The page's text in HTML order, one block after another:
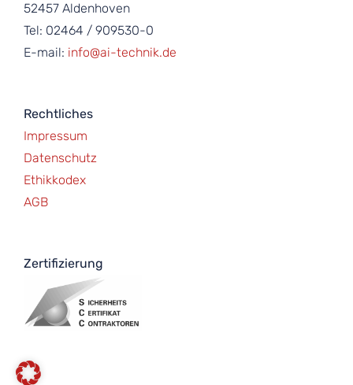
52457 Aldenhoven
Tel: 02464 / 909530-0
E-mail: info@ai-technik.de
Rechtliches
Impressum
Datenschutz
Ethikkodex
AGB
Zertifizierung